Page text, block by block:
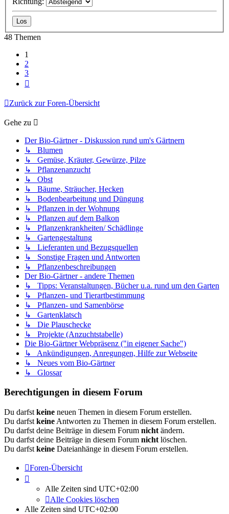
48 Themen
1
2
3
Zurück zur Foren-Übersicht
Gehe zu
Der Bio-Gärtner - Diskussion rund um's Gärtnern
↳ Blumen
↳ Gemüse, Kräuter, Gewürze, Pilze
↳ Pflanzenanzucht
↳ Obst
↳ Bäume, Sträucher, Hecken
↳ Bodenbearbeitung und Düngung
↳ Pflanzen in der Wohnung
↳ Pflanzen auf dem Balkon
↳ Pflanzenkrankheiten/ Schädlinge
↳ Gartengestaltung
↳ Lieferanten und Bezugsquellen
↳ Sonstige Fragen und Antworten
↳ Pflanzenbeschreibungen
Der Bio-Gärtner - andere Themen
↳ Tipps: Veranstaltungen, Bücher u.a. rund um den Garten
↳ Pflanzen- und Tierartbestimmung
↳ Pflanzen- und Samenbörse
↳ Gartenklatsch
↳ Die Plauschecke
↳ Projekte (Anzuchtstabelle)
Die Bio-Gärtner Webpräsenz ("in eigener Sache")
↳ Ankündigungen, Anregungen, Hilfe zur Webseite
↳ Neues vom Bio-Gärtner
↳ Glossar
Berechtigungen in diesem Forum
Du darfst keine neuen Themen in diesem Forum erstellen.
Du darfst keine Antworten zu Themen in diesem Forum erstellen.
Du darfst deine Beiträge in diesem Forum nicht ändern.
Du darfst deine Beiträge in diesem Forum nicht löschen.
Du darfst keine Dateianhänge in diesem Forum erstellen.
Foren-Übersicht
Alle Zeiten sind UTC+02:00
Alle Cookies löschen
Alle Zeiten sind UTC+02:00